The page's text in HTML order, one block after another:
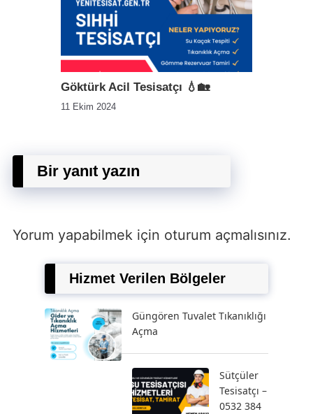
Göktürk Acil Tesisatçı 💧🏡
11 Ekim 2024
Bir yanıt yazın
Yorum yapabilmek için oturum açmalısınız.
Hizmet Verilen Bölgeler
Güngören Tuvalet Tıkanıklığı
Açma
Sütçüler
Tesisatçı –
0532 384